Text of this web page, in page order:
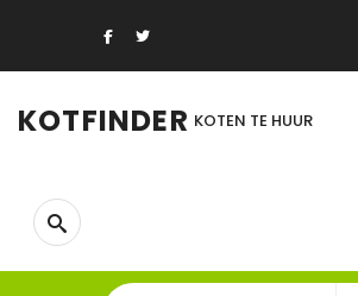
KOTFINDER KOTEN TE HUUR